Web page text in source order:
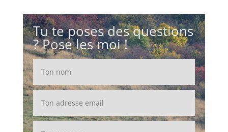
Tu te poses des questions
? Pose les moi !